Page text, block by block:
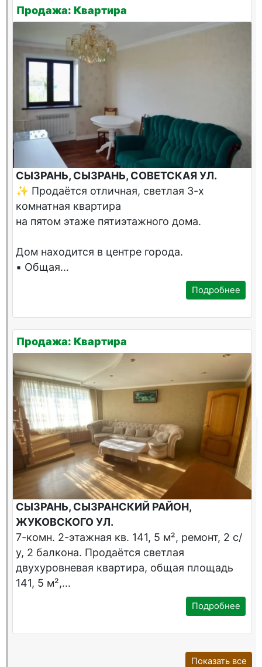
Продажа: Квартира
СЫЗРАНЬ, СЫЗРАНЬ, СОВЕТСКАЯ УЛ.
✨ Продаётся отличная, светлая 3-х
комнатная квартира
на пятом этаже пятиэтажного дома.
Дом находится в центре города.
▪️ Общая...
Подробнее
Продажа: Квартира
СЫЗРАНЬ, СЫЗРАНСКИЙ РАЙОН,
ЖУКОВСКОГО УЛ.
7-комн. 2-этажная кв. 141, 5 м², ремонт, 2 с/
у, 2 балкона. Продаётся светлая
двухуровневая квартира, общая площадь
141, 5 м²,...
Подробнее
Показать все